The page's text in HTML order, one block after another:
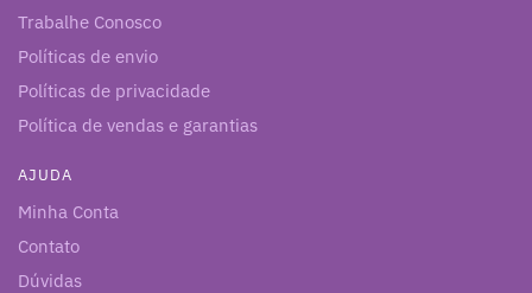
Trabalhe Conosco
Políticas de envio
Políticas de privacidade
Política de vendas e garantias
AJUDA
Minha Conta
Contato
Dúvidas